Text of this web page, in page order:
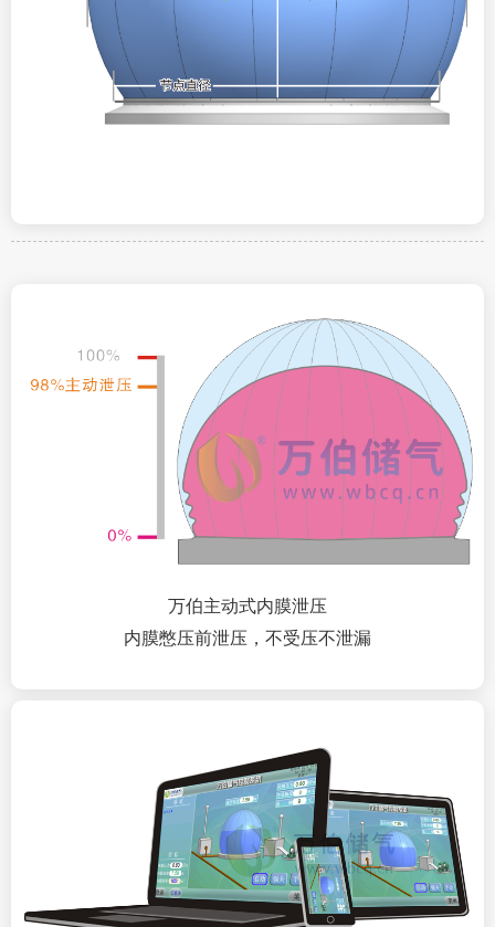
万伯主动式内膜泄压
内膜憋压前泄压，不受压不泄漏